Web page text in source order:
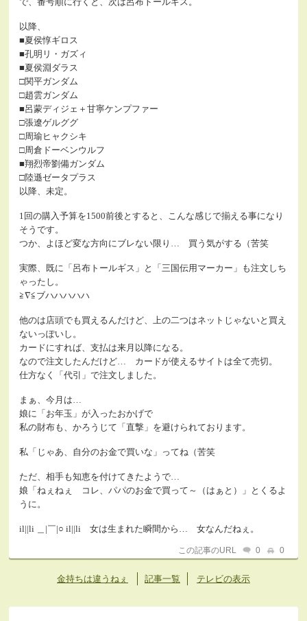
以降、
■夏侯惇ギロス
■孔明リ・ガズィ
■夏侯淵ダラス
□関平ガンダム
□趙雲ガンダム
■呂蒙ディジェ＋甘寧ケンプファー
□張遼ゲルググ
□周瑜ヒャクシキ
□周倉ドーベンウルフ
■翔烈帝劉備ガンダム
□陸遜ゼータプラス
以降、未定。
1回の購入予算を1500前後とすると、こんな感じで揃える事になり
そうです。
つか、よほど変な方向にブレない限り… 買う気がする（苦笑
実際、既に「呂布トールギス」と「三国伝用マーカー」も注文しち
ゃったし。
≧∇≦ブハハハハハ
他のは店頭でも買えるんだけど、上の二つはネットじゃないと買え
ないっぽいし。
カードにすれば、支払は来月以降になる。
なので注文したんだけど… カードが使えるサイトは全て売切。
仕方なく「代引」で注文しました。
まぁ、今月は…
娘に「お年玉」が入ったおかげで
私の財布も、かろうじて「直撃」を避けられております。
私「じゃあ、自分のお金で買いな」ってね（苦笑
ただ、相手も知恵を付けてきたようで…
娘「ねぇねぇ コレ、パパのお金で買って～（はぁと）」とくるよ
うに。
il||li ＿|￣|○ il||li 女は生まれた瞬間から… 女なんだねぇ。
この記事のURL 0 0
金持ちは違うねぇ 記事一覧 テレビの表示